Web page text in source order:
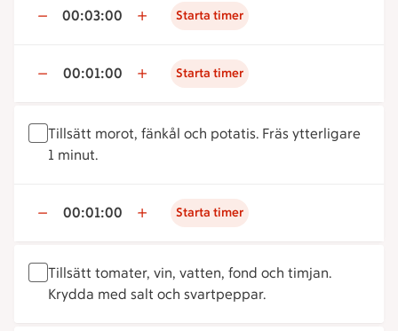
00:03:00 Starta timer
00:01:00 Starta timer
Tillsätt morot, fänkål och potatis. Fräs ytterligare
1 minut.
00:01:00 Starta timer
Tillsätt tomater, vin, vatten, fond och timjan.
Krydda med salt och svartpeppar.